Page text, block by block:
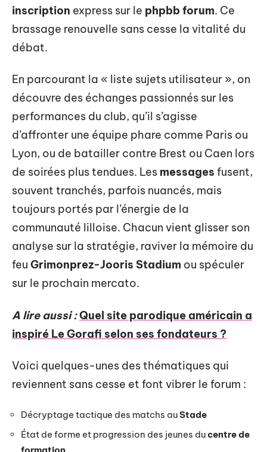
inscription express sur le phpbb forum. Ce
brassage renouvelle sans cesse la vitalité du
débat.
En parcourant la « liste sujets utilisateur », on
découvre des échanges passionnés sur les
performances du club, qu’il s’agisse
d’affronter une équipe phare comme Paris ou
Lyon, ou de batailler contre Brest ou Caen lors
de soirées plus tendues. Les messages fusent,
souvent tranchés, parfois nuancés, mais
toujours portés par l’énergie de la
communauté lilloise. Chacun vient glisser son
analyse sur la stratégie, raviver la mémoire du
feu Grimonprez-Jooris Stadium ou spéculer
sur le prochain mercato.
A lire aussi :Quel site parodique américain a
inspiré Le Gorafi selon ses fondateurs ?
Voici quelques-unes des thématiques qui
reviennent sans cesse et font vibrer le forum :
Décryptage tactique des matchs auStade
État de forme et progression des jeunes ducentre de